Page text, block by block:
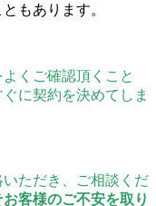
もあります。
くご確認頂くこと
に契約を決めてしま
ただき、ご相談くだ
客様のご不安を取り